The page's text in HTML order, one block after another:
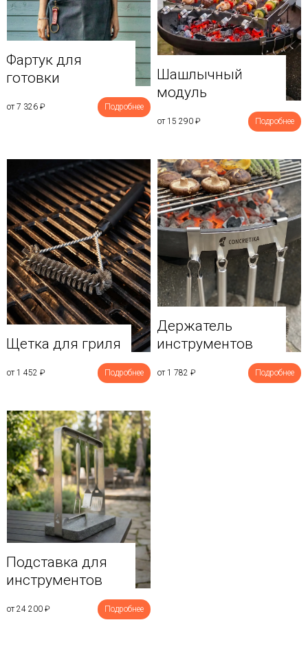
Фартук для
готовки
от 7 326 ₽ Подробнее
Шашлычный
модуль
от 15 290 ₽ Подробнее
Щетка для гриля
от 1 452 ₽ Подробнее
Держатель
инструментов
от 1 782 ₽ Подробнее
Подставка для
инструментов
от 24 200 ₽ Подробнее